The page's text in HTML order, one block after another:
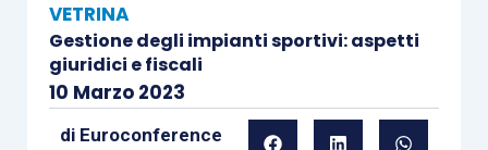
VETRINA
Gestione degli impianti sportivi: aspetti
giuridici e fiscali
10 Marzo 2023
di Euroconference